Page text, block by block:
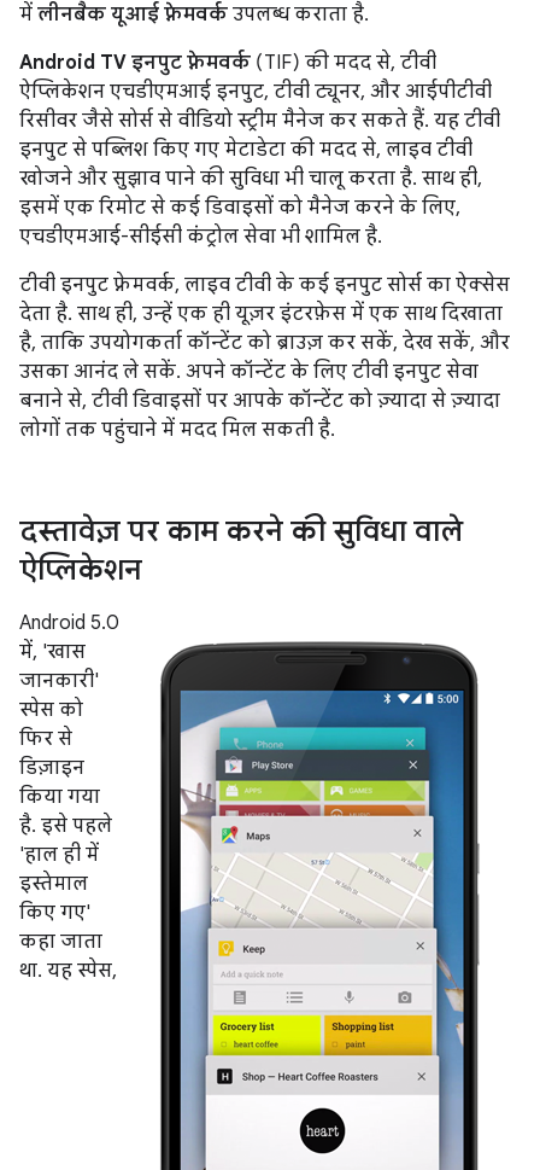
में लीनबैक यूआई फ़्रेमवर्क उपलब्ध कराता है.
Android TV इनपुट फ़्रेमवर्क (TIF) की मदद से, टीवी
ऐप्लिकेशन एचडीएमआई इनपुट, टीवी ट्यूनर, और आईपीटीवी
रिसीवर जैसे सोर्स से वीडियो स्ट्रीम मैनेज कर सकते हैं. यह टीवी
इनपुट से पब्लिश किए गए मेटाडेटा की मदद से, लाइव टीवी
खोजने और सुझाव पाने की सुविधा भी चालू करता है. साथ ही,
इसमें एक रिमोट से कई डिवाइसों को मैनेज करने के लिए,
एचडीएमआई-सीईसी कंट्रोल सेवा भी शामिल है.
टीवी इनपुट फ़्रेमवर्क, लाइव टीवी के कई इनपुट सोर्स का ऐक्सेस
देता है. साथ ही, उन्हें एक ही यूज़र इंटरफ़ेस में एक साथ दिखाता
है, ताकि उपयोगकर्ता कॉन्टेंट को ब्राउज़ कर सकें, देख सकें, और
उसका आनंद ले सकें. अपने कॉन्टेंट के लिए टीवी इनपुट सेवा
बनाने से, टीवी डिवाइसों पर आपके कॉन्टेंट को ज़्यादा से ज़्यादा
लोगों तक पहुंचाने में मदद मिल सकती है.
दस्तावेज़ पर काम करने की सुविधा वाले
ऐप्लिकेशन
Android 5.0
में, 'खास
जानकारी'
स्पेस को
फिर से
डिज़ाइन
किया गया
है. इसे पहले
'हाल ही में
इस्तेमाल
किए गए'
कहा जाता
था. यह स्पेस,